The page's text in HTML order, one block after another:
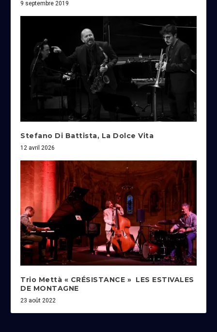
9 septembre 2019
Stefano Di Battista, La Dolce Vita
12 avril 2026
Trio Mettà « CRÉSISTANCE » LES ESTIVALES
DE MONTAGNE
23 août 2022